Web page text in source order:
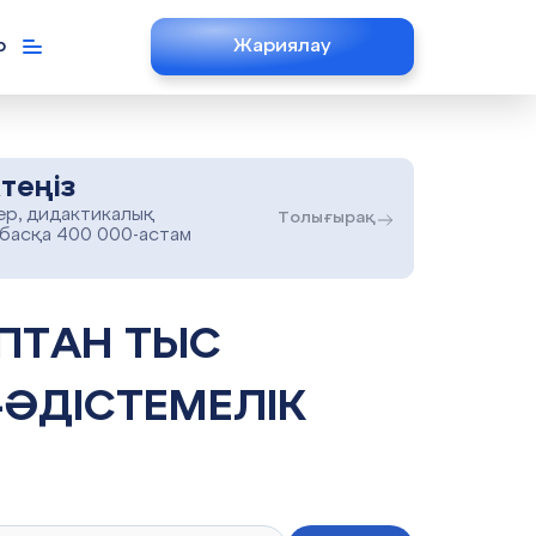
Жариялау
дидактикалық
400 000-астам
Толығырақ